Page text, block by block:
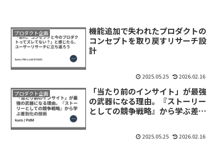
プロダクト企画
機能追加で失われたプロダクトの
コンセプトを取り戻すリサーチ設
計
2025.05.25 2026.02.16
プロダクト企画
「当たり前のインサイト」が最強
の武器になる理由。『ストーリー
としての競争戦略』から学ぶ差別
2025.05.25 2026.02.16